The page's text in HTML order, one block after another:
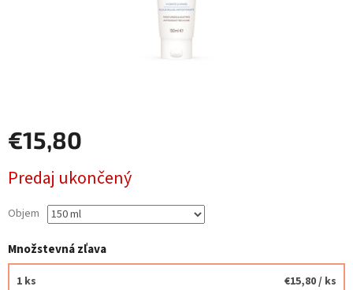
€15,80
cena:
Predaj ukončený
Objem
Množstevná zľava
1 ks €15,80/ ks